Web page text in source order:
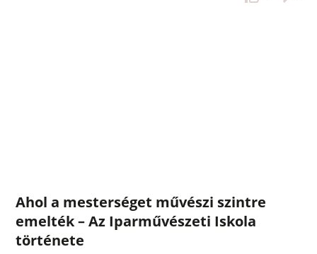
Ahol a mesterséget művészi szintre
emelték – Az Iparművészeti Iskola
története